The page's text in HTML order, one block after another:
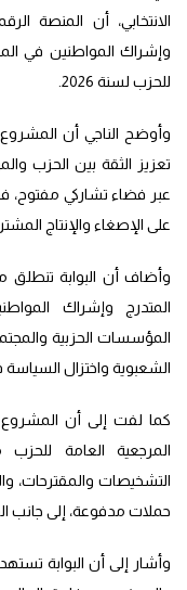
الانتخابي، أن المنصة
وإشراك المواطنين في
للحزب لسنة 2026.
وأوضح الناجي أن
تعزيز الثقة بين الحزب
عبر فضاء تشاركي مفتوح،
على الإصغاء والإنتاج
وأضاف أن البوابة تنطلق
المتدرج وإشراك
المؤسسات الحزبية
الشعبوية واختزال السياسة
كما لفت إلى أن المشروع
المرجعية العامة
التشخيصات والمقترحات،
حملات مدفوعة، إلى جانب
وأشار إلى أن البوابة